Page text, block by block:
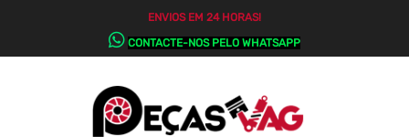
ENVIOS EM 24 HORAS!
CONTACTE-NOS PELO WHATSAPP